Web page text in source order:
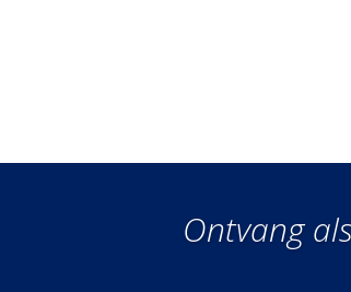
Ontvang